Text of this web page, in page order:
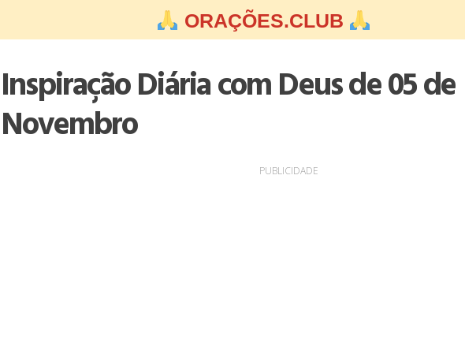
ORAÇÕES.CLUB
Inspiração Diária com Deus de 05 de
Novembro
PUBLICIDADE